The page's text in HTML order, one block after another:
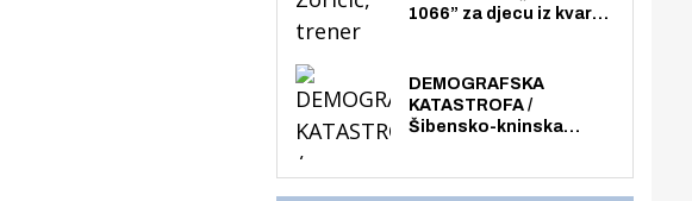
1066” za djecu iz kvarta
ljuljačke i trampolin i
organizirao dječje
ljetno kino.
DEMOGRAFSKA
KATASTROFA /
Šibensko-kninska